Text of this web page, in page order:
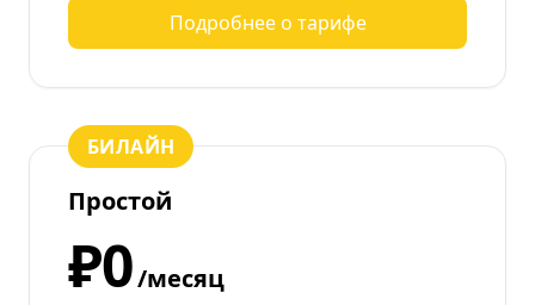
Подробнее о тарифе
БИЛАЙН
Простой
₽0/месяц